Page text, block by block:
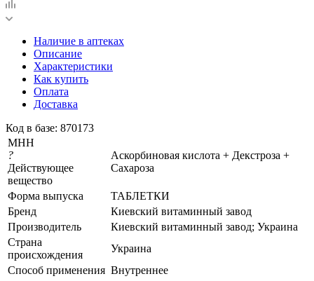
Наличие в аптеках
Описание
Характеристики
Как купить
Оплата
Доставка
Код в базе: 870173
МНН
?
Действующее
вещество
Аскорбиновая кислота + Декстроза +
Сахароза
Форма выпуска
ТАБЛЕТКИ
Бренд
Киевский витаминный завод
Производитель
Киевский витаминный завод; Украина
Страна
происхождения
Украина
Способ применения Внутреннее